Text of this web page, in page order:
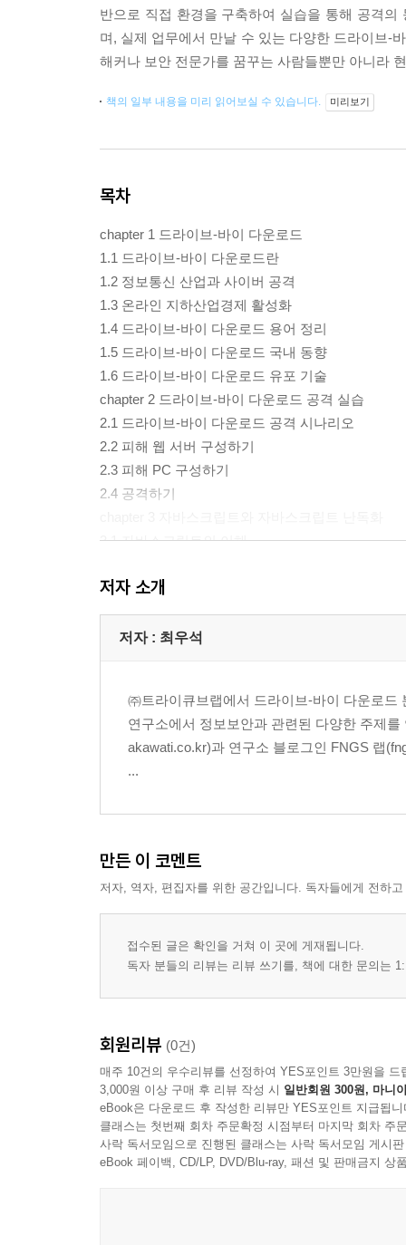
반으로 직접 환경을 구축하여 실습을 통해 공격
며, 실제 업무에서 만날 수 있는 다양한 드라이브-
해커나 보안 전문가를 꿈꾸는 사람들뿐만 아니라
책의 일부 내용을 미리 읽어보실 수 있습니다. 미리보기
목차
chapter 1 드라이브-바이 다운로드
1.1 드라이브-바이 다운로드란
1.2 정보통신 산업과 사이버 공격
1.3 온라인 지하산업경제 활성화
1.4 드라이브-바이 다운로드 용어 정리
1.5 드라이브-바이 다운로드 국내 동향
1.6 드라이브-바이 다운로드 유포 기술
chapter 2 드라이브-바이 다운로드 공격 실습
2.1 드라이브-바이 다운로드 공격 시나리오
2.2 피해 웹 서버 구성하기
2.3 피해 PC 구성하기
2.4 공격하기
3.1 자바스크립트의 이해
3.3 자바스크립트 난독화
chapter 4 자바스크립트 난독화 해제 방법 및 실습
4.1 소스 코드 수정을 이용한 난독화 해제
4.4 자바스크립트 엔진을 구현한 난독화 해제
4.5 추천하는 난독화 해제 방법
chapter 5 마무리
chapter 6 부록
저자 소개
저자 : 최우석
㈜트라이큐브랩에서 드라이브-바이 다운로
연구소에서 정보보안과 관련된 다양한 주제
akawati.co.kr)과 연구소 블로그인 FNGS 랩
...
만든 이 코멘트
저자, 역자, 편집자를 위한 공간입니다. 독자들에게 전하
접수된 글은 확인을 거쳐 이 곳에 게재됩니다.
독자 분들의 리뷰는 리뷰 쓰기를, 책에 대한 문의는
회원리뷰 (0건)
매주 10건의 우수리뷰를 선정하여 YES포인트 3만원을 드
3,000원 이상 구매 후 리뷰 작성 시 일반회원 300원, 마니
eBook은 다운로드 후 작성한 리뷰만 YES포인트 지급됩니
클래스는 첫번째 회차 주문확정 시점부터 마지막 회차 주
사락 독서모임으로 진행된 클래스는 사락 독서모임 게시
eBook 페이백, CD/LP, DVD/Blu-ray, 패션 및 판매금지 상